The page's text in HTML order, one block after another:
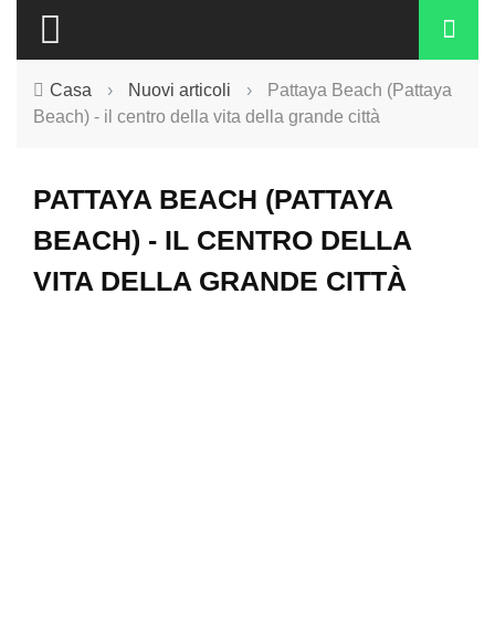
Casa › Nuovi articoli ›
Pattaya Beach (Pattaya
Beach) - il centro della vita della grande città
PATTAYA BEACH (PATTAYA
BEACH) - IL CENTRO DELLA
VITA DELLA GRANDE CITTÀ